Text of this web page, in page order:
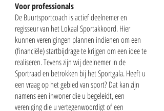
Voor professionals
De Buurtsportcoach is actief deelnemer en
regisseur van het Lokaal Sportakkoord. Hier
kunnen verenigingen plannen indienen om een
(financiële) startbijdrage te krijgen om een idee te
realiseren. Tevens zijn wij deelnemer in de
Sportraad en betrokken bij het Sportgala. Heeft u
een vraag op het gebied van sport? Dat kan zijn
namens een inwoner die u begeleidt, een
vereniging die u vertegenwoordigt of een